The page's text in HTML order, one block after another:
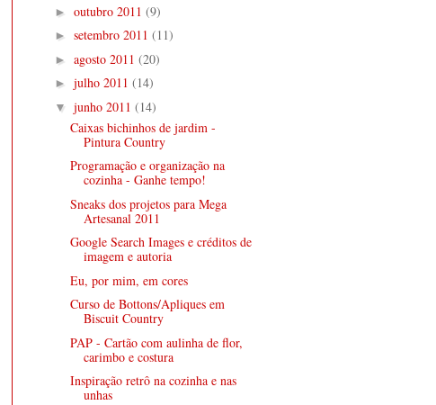
► outubro 2011 (9)
► setembro 2011 (11)
► agosto 2011 (20)
► julho 2011 (14)
▼ junho 2011 (14)
Caixas bichinhos de jardim -
Pintura Country
Programação e organização na
cozinha - Ganhe tempo!
Sneaks dos projetos para Mega
Artesanal 2011
Google Search Images e créditos de
imagem e autoria
Eu, por mim, em cores
Curso de Bottons/Apliques em
Biscuit Country
PAP - Cartão com aulinha de flor,
carimbo e costura
Inspiração retrô na cozinha e nas
unhas